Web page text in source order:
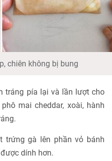
chiên không bị bung
tráng pía lại và lần lượt cho
mai cheddar, xoài, hành
trứng gà lên phần vỏ bánh
dính hơn.